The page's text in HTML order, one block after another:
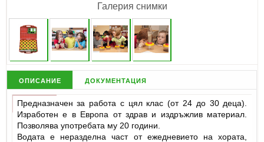
Галерия снимки
описание документация
Предназначен за работа с цял клас (от 24 до 30 деца).
Изработен е в Европа от здрав и издръжлив материал.
Позволява употребата му 20 години.
Водата е неразделна част от ежедневието на хората,